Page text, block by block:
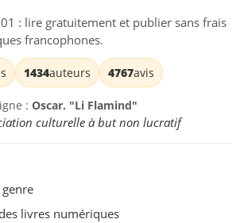
: lire gratuitement et publier sans frais
francophones.
1434auteurs 4767avis
: Oscar. "Li Flamind"
culturelle à but non lucratif
livres numériques